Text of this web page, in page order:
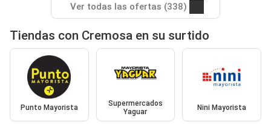
Ver todas las ofertas (338)
Tiendas con Cremosa en su surtido
Punto Mayorista
Supermercados
Yaguar
Nini Mayorista